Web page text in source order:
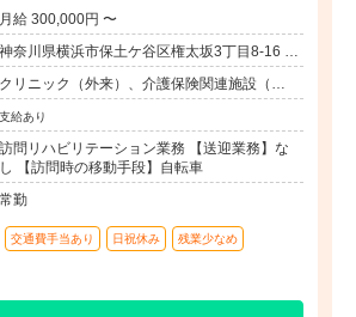
月給 300,000円 〜
神奈川県横浜市保土ケ谷区権太坂3丁目8-16 ロ
ピア権太坂店2階
クリニック（外来）、介護保険関連施設（デ
イケア/訪問看護・リハ）
支給あり
訪問リハビリテーション業務 【送迎業務】な
し 【訪問時の移動手段】自転車
常勤
交通費手当あり 日祝休み 残業少なめ